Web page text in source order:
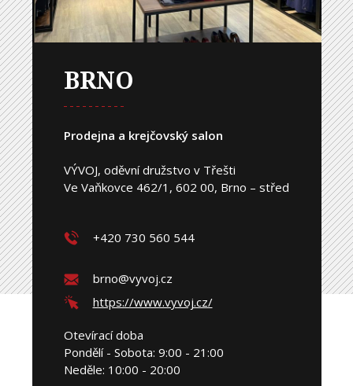
BRNO
Prodejna a krejčovský salon
VÝVOJ, oděvní družstvo v Třešti
Ve Vaňkovce 462/1, 602 00, Brno – střed
+420 730 560 544
brno@vyvoj.cz
https://www.vyvoj.cz/
Otevírací doba
Pondělí - Sobota: 9:00 - 21:00
Neděle: 10:00 - 20:00